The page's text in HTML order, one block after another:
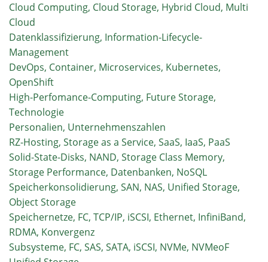
Cloud Computing, Cloud Storage, Hybrid Cloud, Multi
Cloud
Datenklassifizierung, Information-Lifecycle-
Management
DevOps, Container, Microservices, Kubernetes,
OpenShift
High-Perfomance-Computing, Future Storage,
Technologie
Personalien, Unternehmenszahlen
RZ-Hosting, Storage as a Service, SaaS, IaaS, PaaS
Solid-State-Disks, NAND, Storage Class Memory,
Storage Performance, Datenbanken, NoSQL
Speicherkonsolidierung, SAN, NAS, Unified Storage,
Object Storage
Speichernetze, FC, TCP/IP, iSCSI, Ethernet, InfiniBand,
RDMA, Konvergenz
Subsysteme, FC, SAS, SATA, iSCSI, NVMe, NVMeoF